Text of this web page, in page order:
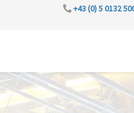
+43 (0) 5 0132